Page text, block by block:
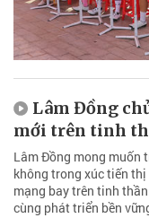
Lâm Đồng
mới trên tinh
Lâm Đồng mong muốn
không trong xúc tiến
mạng bay trên tinh
cùng phát triển bền